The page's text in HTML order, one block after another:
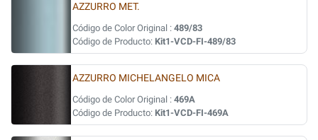
AZZURRO MET.
Código de Color Original : 489/83
Código de Producto: Kit1-VCD-FI-489/83
AZZURRO MICHELANGELO MICA
Código de Color Original : 469A
Código de Producto: Kit1-VCD-FI-469A